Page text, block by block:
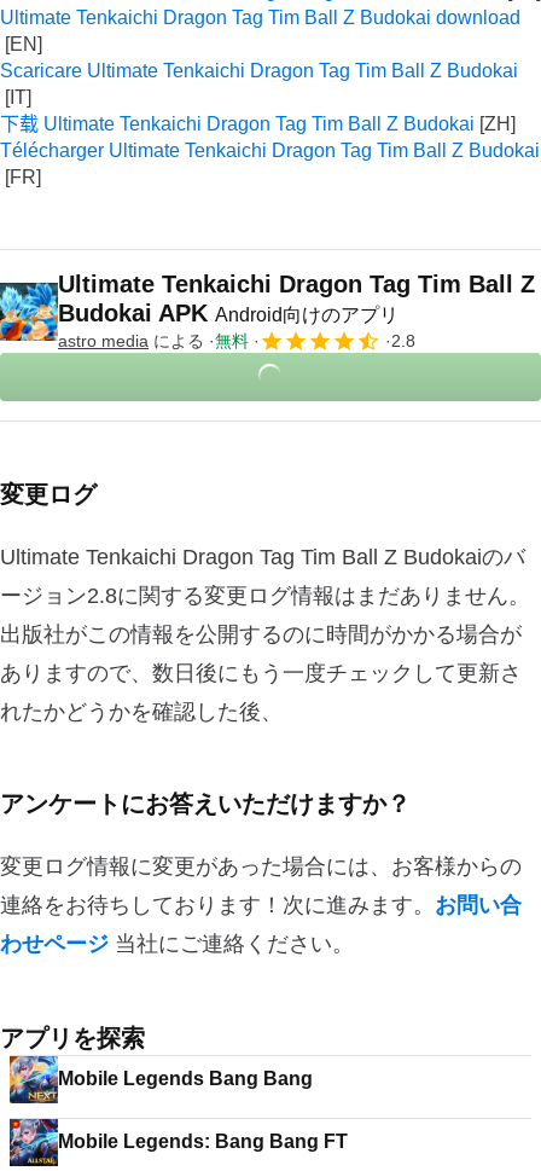
Ultimate Tenkaichi Dragon Tag Tim Ball Z Budokai download
Scaricare Ultimate Tenkaichi Dragon Tag Tim Ball Z Budokai
下载 Ultimate Tenkaichi Dragon Tag Tim Ball Z Budokai
Télécharger Ultimate Tenkaichi Dragon Tag Tim Ball Z Budokai
Ultimate Tenkaichi Dragon Tag Tim Ball Z
Budokai APK Android向けのアプリ
astro media による 無料 2.8
変更ログ
Ultimate Tenkaichi Dragon Tag Tim Ball Z Budokaiのバ
ージョン2.8に関する変更ログ情報はまだありません。
出版社がこの情報を公開するのに時間がかかる場合が
ありますので、数日後にもう一度チェックして更新さ
れたかどうかを確認した後、
アンケートにお答えいただけますか？
変更ログ情報に変更があった場合には、お客様からの
連絡をお待ちしております！次に進みます。 お問い合
わせページ 当社にご連絡ください。
アプリを探索
Mobile Legends Bang Bang
Mobile Legends: Bang Bang FT